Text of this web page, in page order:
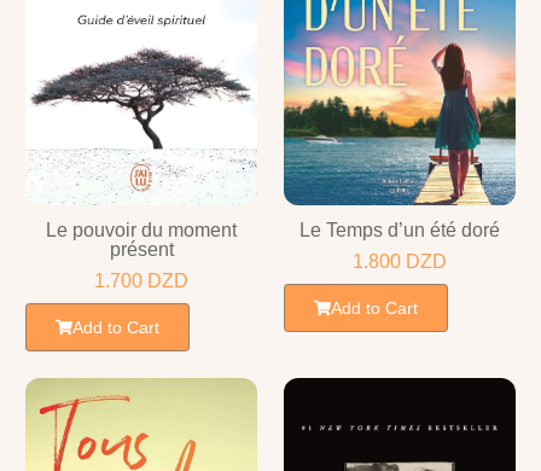
Le pouvoir du moment
présent
1.700 DZD
Add to Cart
Le Temps d’un été doré
1.800 DZD
Add to Cart